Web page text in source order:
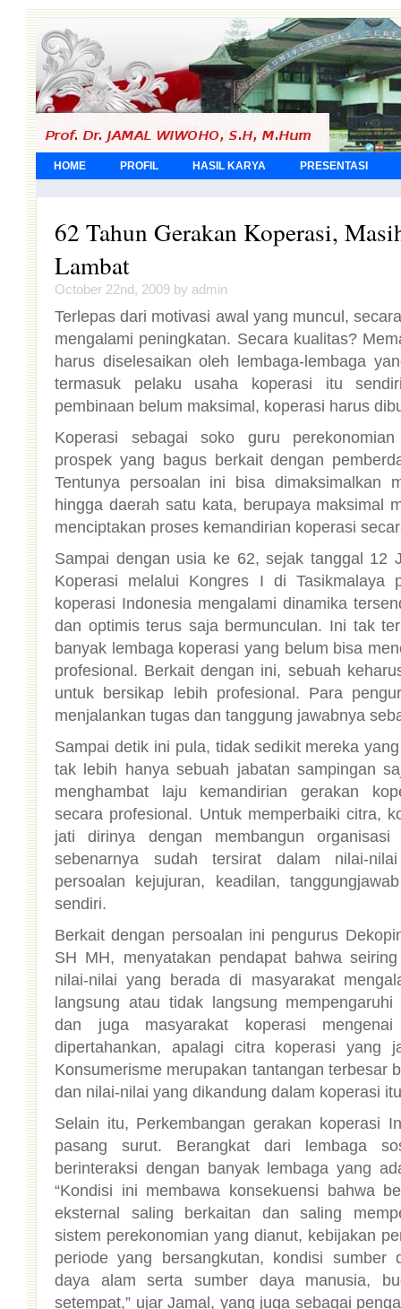
HOME PROFIL HASIL KARYA PRESENTASI
62 Tahun Gerakan Koperasi,
Lambat
October 22nd, 2009 by admin
Terlepas dari motivasi awal yang muncul,
mengalami peningkatan. Secara kualitas?
harus diselesaikan oleh lembaga-lembaga
termasuk pelaku usaha koperasi itu
pembinaan belum maksimal, koperasi harus
Koperasi sebagai soko guru
prospek yang bagus berkait dengan
Tentunya persoalan ini bisa dimaksimalkan
hingga daerah satu kata, berupaya maksimal
menciptakan proses kemandirian koperasi
Sampai dengan usia ke 62, sejak tanggal 12
Koperasi melalui Kongres I di Tasikmalaya
koperasi Indonesia mengalami dinamika
dan optimis terus saja bermunculan. Ini tak
banyak lembaga koperasi yang belum bisa
profesional. Berkait dengan ini, sebuah
untuk bersikap lebih profesional. Para
menjalankan tugas dan tanggung jawabnya
Sampai detik ini pula, tidak sedikit mereka
tak lebih hanya sebuah jabatan sampingan
menghambat laju kemandirian gerakan
secara profesional. Untuk memperbaiki citra,
jati dirinya dengan membangun
sebenarnya sudah tersirat dalam nilai-
persoalan kejujuran, keadilan,
sendiri.
Berkait dengan persoalan ini pengurus
SH MH, menyatakan pendapat bahwa
nilai-nilai yang berada di masyarakat
langsung atau tidak langsung
dan juga masyarakat koperasi
dipertahankan, apalagi citra koperasi yang
Konsumerisme merupakan tantangan terbesar
dan nilai-nilai yang dikandung dalam koperasi
Selain itu, Perkembangan gerakan koperasi
pasang surut. Berangkat dari lembaga
berinteraksi dengan banyak lembaga yang
“Kondisi ini membawa konsekuensi bahwa
eksternal saling berkaitan dan saling
sistem perekonomian yang dianut, kebijakan
periode yang bersangkutan, kondisi sumber
daya alam serta sumber daya manusia,
setempat,” ujar Jamal, yang juga sebagai